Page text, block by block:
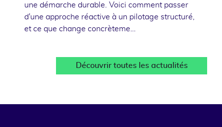
une démarche durable. Voici comment passer
d'une approche réactive à un pilotage structuré,
et ce que change concrèteme…
Découvrir toutes les actualités